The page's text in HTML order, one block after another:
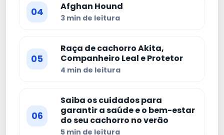
04 Afghan Hound
3 min de leitura
05
Raça de cachorro Akita,
Companheiro Leal e Protetor
4 min de leitura
06
Saiba os cuidados para
garantir a saúde e o bem-estar
do seu cachorro no verão
5 min de leitura